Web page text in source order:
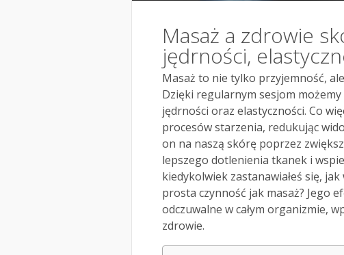
Masaż a zdrowie
jędrności,
Masaż to nie tylko przyjemność,
Dzięki regularnym sesjom
jędrności oraz elastyczności. Co
procesów starzenia, redukując
on na naszą skórę poprzez
lepszego dotlenienia tkanek i
kiedykolwiek zastanawiałeś się,
prosta czynność jak masaż? Jego
odczuwalne w całym organizmie,
zdrowie.